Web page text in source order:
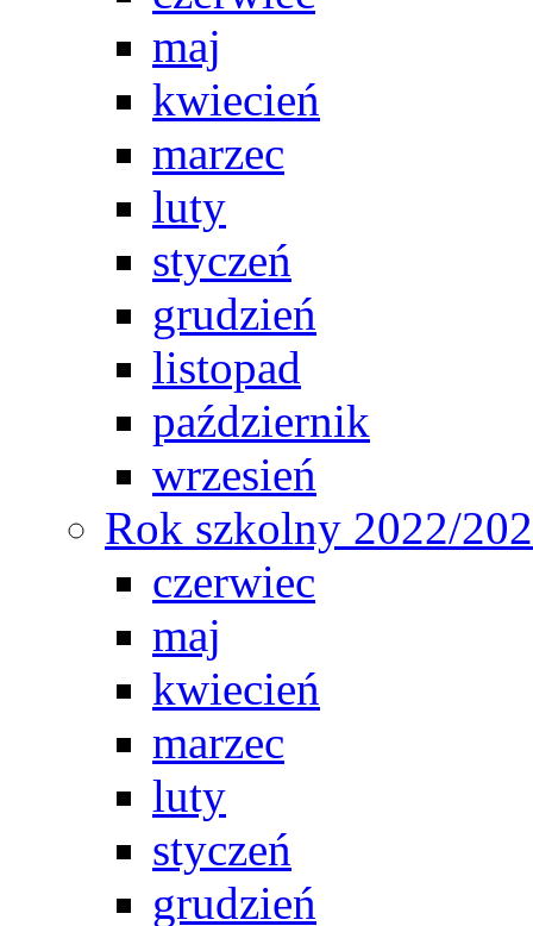
maj
kwiecień
marzec
luty
styczeń
grudzień
listopad
październik
wrzesień
Rok szkolny 2022/
czerwiec
maj
kwiecień
marzec
luty
styczeń
grudzień